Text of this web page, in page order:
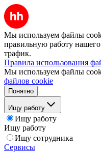
Мы используем файлы
правильную работу нашего
трафик.
Правила использования
Мы используем файлы
файлов cookie
Понятно
Ищу работу
Ищу работу
Ищу работу
Ищу сотрудника
Сервисы